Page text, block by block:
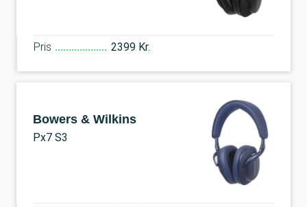
Pris 2399 Kr.
Bowers & Wilkins
Px7 S3